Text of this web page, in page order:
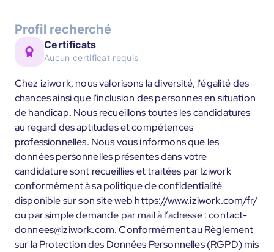
Profil recherché
Certificats
Aucun certificat requis
Chez iziwork, nous valorisons la diversité, l'égalité des
chances ainsi que l'inclusion des personnes en situation
de handicap. Nous recueillons toutes les candidatures
au regard des aptitudes et compétences
professionnelles. Nous vous informons que les
données personnelles présentes dans votre
candidature sont recueillies et traitées par Iziwork
conformément à sa politique de confidentialité
disponible sur son site web https://www.iziwork.com/fr/
ou par simple demande par mail à l’adresse : contact-
donnees@iziwork.com. Conformément au Règlement
sur la Protection des Données Personnelles (RGPD) mis